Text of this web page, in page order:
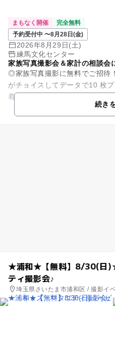
まもなく開催
完全無料
予約受付中 〜8月28日(金)
2026年8月29日(土)
練馬文化センター
家族写真撮影会＆家計の相談会
◎家族写真撮影に無料でご招待
がチョイスしてデータで10 枚
着換えや衣装替えなども大歓迎
続き
★浦和★【無料】8/30(日
ティ撮影会♪
埼玉県さいたま市浦和区 / 撮影イ
ト